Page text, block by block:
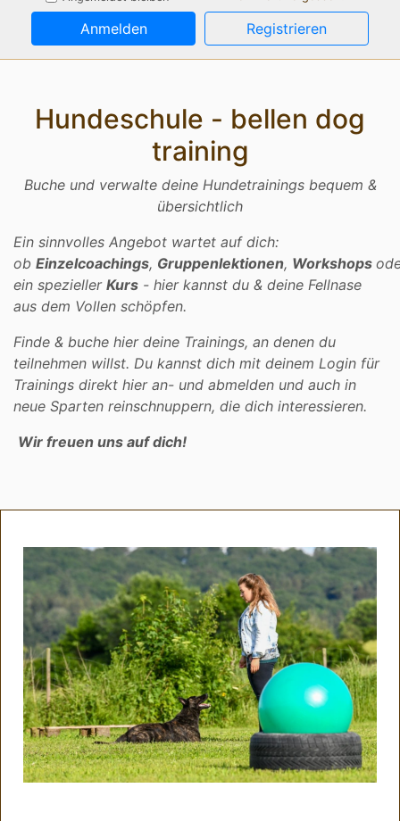
Anmelden Registrieren
Hundeschule - bellen dog
training
Buche und verwalte deine Hundetrainings bequem &
übersichtlich
Ein sinnvolles Angebot wartet auf dich:
ob Einzelcoachings, Gruppenlektionen, Workshops
ein spezieller Kurs - hier kannst du & deine Fellnase
aus dem Vollen schöpfen.
Finde & buche hier deine Trainings, an denen du
teilnehmen willst. Du kannst dich mit deinem Login für
Trainings direkt hier an- und abmelden und auch in
neue Sparten reinschnuppern, die dich interessieren.
Wir freuen uns auf dich!